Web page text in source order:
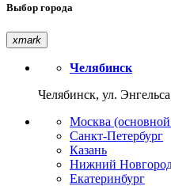
Выбор города
xmark
Челябинск
Челябинск, ул.
Москва
Санкт-Петербург
Казань
Нижний
Екатеринбург